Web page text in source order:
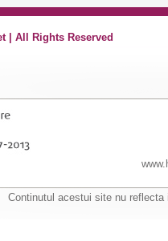
| All Rights Reserved
Continutul acestui site nu